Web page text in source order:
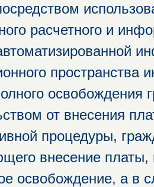
расчетного и
пространства
освобождения
от внесения
процедуры,
внесение
освобождение, а в